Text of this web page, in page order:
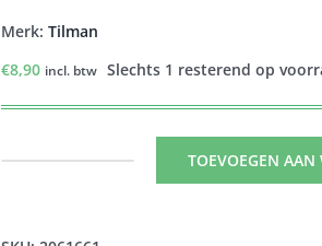
Merk: Tilman
€8,90 incl. btw Slechts 1 resterend op
TOEVOEGEN AAN